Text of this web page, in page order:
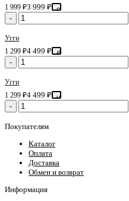
1 999 ₽3 999 ₽ серый
-
Угги
1 299 ₽4 499 ₽ белый
-
Угги
1 299 ₽4 499 ₽ черный
-
Покупателям
Каталог
Оплата
Доставка
Обмен и возврат
Информация